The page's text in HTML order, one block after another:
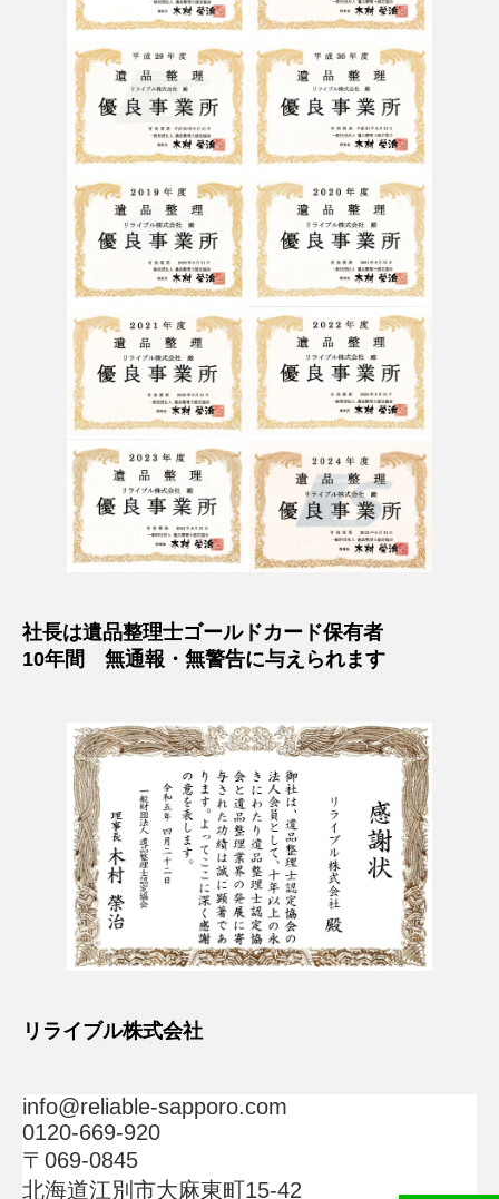
社長は遺品整理士ゴールドカード保有者
10年間 無通報・無警告に与えられます
リライブル株式会社
info@reliable-sapporo.com
0120-669-920
〒069-0845
北海道江別市大麻東町15-42